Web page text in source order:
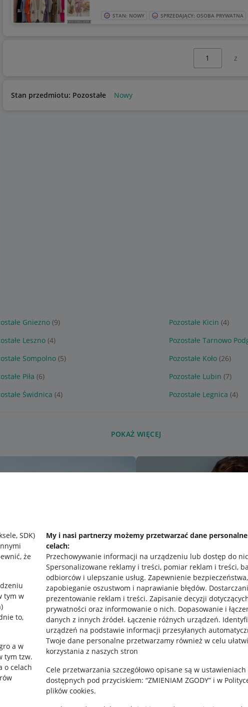
SDK)
że
tym w
to,
a w
tym tzw.
o celach
My i nasi partnerzy możemy przetwarzać dane
celach:
Przechowywanie informacji na urządzeniu lub dostęp do
Spersonalizowane reklamy i treści, pomiar reklam i treści,
odbiorców i ulepszanie usług. Zapewnienie bezpieczeństwa,
zapobieganie oszustwom i naprawianie błędów.
prezentowanie reklam i treści. Zapisanie decyzji
prywatności oraz informowanie o nich. Dopasowanie i
danych z innych źródeł. Łączenie różnych urządzeń.
urządzeń na podstawie informacji przesyłanych
Twoje dane personalne przetwarzamy również w celu
korzystania z naszych stron
Cele przetwarzania szczegółowo opisane są w ustawieniach
dostępnych pod przyciskiem: “ZMIENIAM ZGODY” i w
plików cookies.
STAN: NOWY SPRZEDAJĄCY: OSOBA PRYWATNA
z
Stan przedmiotu: Pozostałe Nowy
Gniezno (9) Pozostałe Kicin (4)
Leszno (4) Pozostałe Tarnowo
Sompolno (5) Pozostałe Koło (26)
Piła (6) Pozostałe Lubin (7)
Świdnica (4) Pozostałe Legnica (4)
POKAŻ WIĘCEJ
"cookies"
plików "cookies"
Pobierz aplikację